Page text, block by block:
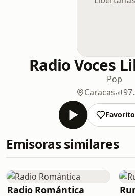
Radio Voces
Pop
Caracas
Emisoras similares
Radio Romántica